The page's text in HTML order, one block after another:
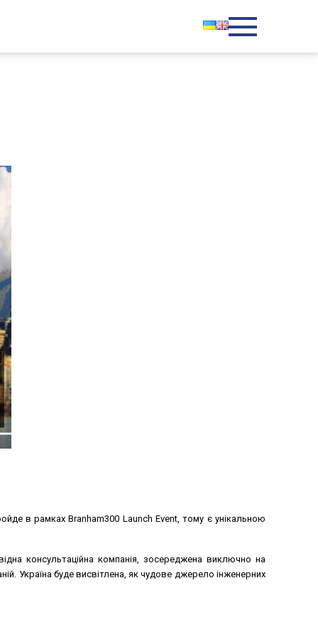
в рамках Branham300 Launch Event, тому є унікальною
консультаційна компанія, зосереджена виключно на
Україна буде висвітлена, як чудове джерело інженерних